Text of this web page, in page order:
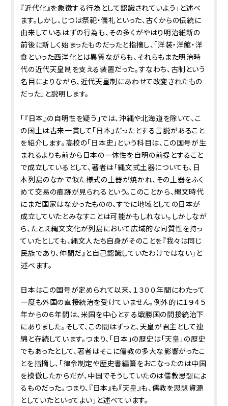
『近代化』を象徴する行為として認識されていよう」と述べ
ます。しかし、じつは祭祀・儀礼といった、古くからの伝統に
由来しているはずの行為も、その多くがやはり明治維新の
前後に新しく始まったものだったと指摘し、「洋装・洋館・洋
食といった西洋化とは異質ながらも、それらもまた明治時
代の近代天皇制を支える装置だった。すなわち、古制という
名目によりながら、近代天皇制にあわせて改変されたもの
だった」と説明します。
「『日本』の自明性を疑う」では、沖縄や北海道を除いて、こ
の国土は古来一貫して「日本」だったとする言説があること
を紹介します。高校の「日本史」という科目は、この国号が生
まれるよりも前から日本の一体性を自明の前提とすること
で成立しているとして、著者は「縄文式土器についても、日
本列島のなかで似た様式の土器が焼かれ、その土器をふく
めて交易の痕跡が見られるという。このことから、縄文時代
にまだ国家はなかったものの、すでに地域としての日本が
成立していたとみなすことは可能かもしれない。しかしなが
ら、たとえ縄文文化が列島において広域的な同質性を持っ
ていたとしても、縄文人たち自身がそのことを『我々は同じ
民族であり、仲間だ』と自己認識していたわけではない」と
述べます。
日本はこの国号が定められて以来、１３００年間にわたって
一度も外国の直接統治を受けていません。例外的に１９４５
年からの６年間は、米国を中心とする戦勝国の間接統治下
にありました。そして、この間はずっと、天皇が君主として連
綿と存続しています。つまり、「日本」の歴史は「天皇」の歴史
でもあったとして、著者はそこに儒教の多大な影響がったこ
とを指摘し、「律令制定や歴史書編纂をおこなったのは中国
を模倣したからだが、中国でそうしていたのは儒教思想によ
るものだった。つまり、『日本』も『天皇』も、儒教を思想資源
としていたといってよい」と述べています。